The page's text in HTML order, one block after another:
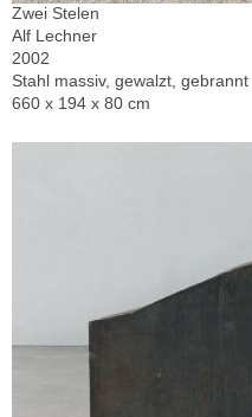
Zwei Stelen
Alf Lechner
2002
Stahl massiv, gewalzt, gebrannt
660 x 194 x 80 cm